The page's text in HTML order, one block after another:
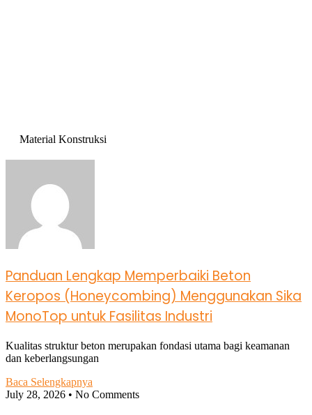
Material Konstruksi
Panduan Lengkap Memperbaiki Beton
Keropos (Honeycombing) Menggunakan Sika
MonoTop untuk Fasilitas Industri
Kualitas struktur beton merupakan fondasi utama bagi keamanan
dan keberlangsungan
Baca Selengkapnya
July 28, 2026
No Comments